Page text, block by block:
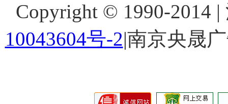
Copyright © 1990-2014
10043604号-2|南京央晟